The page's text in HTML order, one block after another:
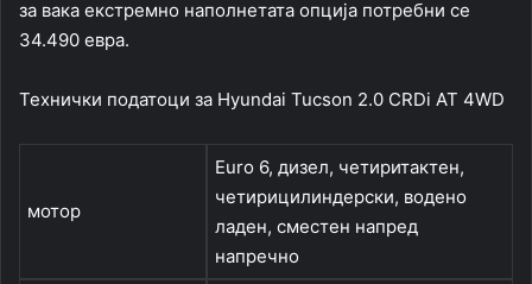
за вака екстремно наполнетата опција потребни се
34.490 евра.
Технички податоци за Hyundai Tucson 2.0 CRDi AT 4WD
мотор
Euro 6, дизел, четиритактен,
четирицилиндерски, водено
ладен, сместен напред
напречно